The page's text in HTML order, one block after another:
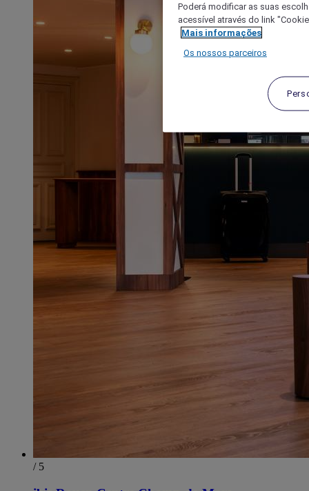
/ 5
Poderá modificar as suas
acessível através do link
Mais informações
Os nossos parceiros